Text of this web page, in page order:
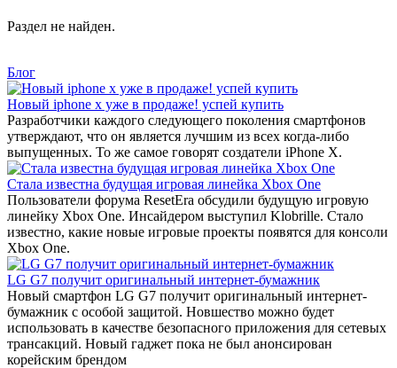
Раздел не найден.
Блог
Новый iphone x уже в продаже! успей купить
Разработчики каждого следующего поколения смартфонов
утверждают, что он является лучшим из всех когда-либо
выпущенных. То же самое говорят создатели iPhone X.
Стала известна будущая игровая линейка Xbox One
Пользователи форума ResetEra обсудили будущую игровую
линейку Xbox One. Инсайдером выступил Klobrille. Стало
известно, какие новые игровые проекты появятся для консоли
Xbox One.
LG G7 получит оригинальный интернет-бумажник
Новый смартфон LG G7 получит оригинальный интернет-
бумажник с особой защитой. Новшество можно будет
использовать в качестве безопасного приложения для сетевых
трансакций. Новый гаджет пока не был анонсирован
корейским брендом